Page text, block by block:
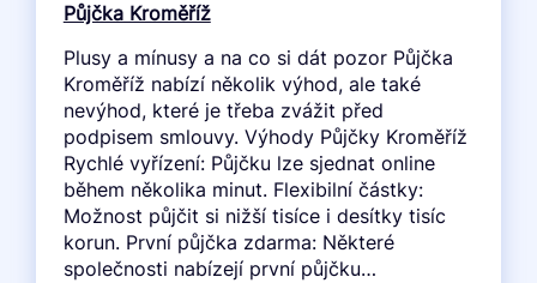
Půjčka Kroměříž
Plusy a mínusy a na co si dát pozor Půjčka
Kroměříž nabízí několik výhod, ale také
nevýhod, které je třeba zvážit před
podpisem smlouvy. Výhody Půjčky Kroměříž
Rychlé vyřízení: Půjčku lze sjednat online
během několika minut. Flexibilní částky:
Možnost půjčit si nižší tisíce i desítky tisíc
korun. První půjčka zdarma: Některé
společnosti nabízejí první půjčku…